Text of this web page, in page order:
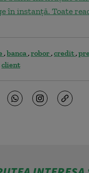
în instanță. Toate
banca robor credit
client